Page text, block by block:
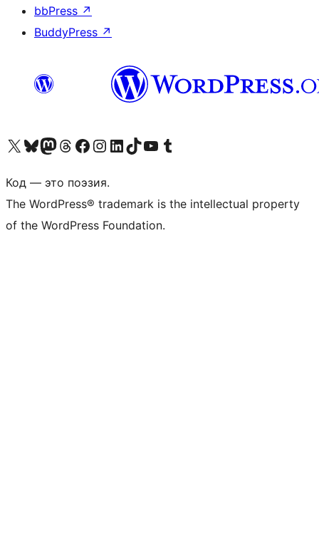
bbPress ↗
BuddyPress ↗
Посетите нас в X (ранее Twitter)
Посетите нашу учётную запись в Bluesky
Посетите нашу ленту в Mastodon
Посетите нашу учётную запись в Threads
Посетите нашу страницу на Facebook
Посетите наш Instagram
Посетите нашу страницу в LinkedIn
Посетите нашу учётную запись в TikTok
Посетите наш канал YouTube
Посетите нашу учётную запись в Tumblr
Код — это поэзия.
The WordPress® trademark is the intellectual property
of the WordPress Foundation.